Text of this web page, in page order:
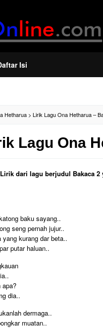
Isi
Hetharua > Lirik Lagu Ona Hetharua –
Lagu Ona
dari lagu berjudul Bakaca 2
baku sayang..
seng pernah jujur..
yang kurang dar beta..
putar haluan..
apa?
dia..
dermaga..
muatan..